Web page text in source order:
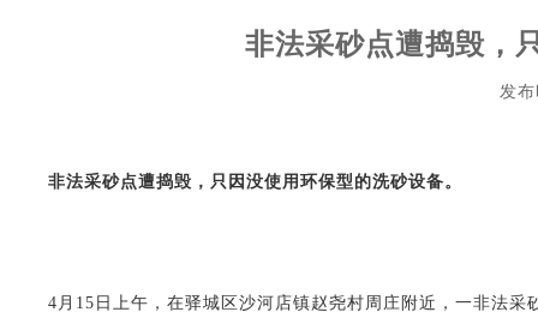
非法采砂点遭捣毁，
发
非法采砂点遭捣毁，只因没使用环保型的洗砂设备。
4月15日上午，在驿城区沙河店镇赵尧村周庄附近，一非法